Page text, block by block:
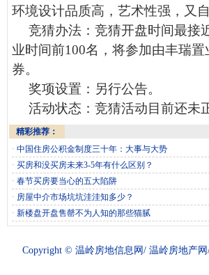
环境设计品质高，艺术性强，又
竞猜办法：竞猜开盘时间最接
业时间前100名，将参加由丰瑞
券。
奖项设置：另行公告。
活动状态：竞猜活动目前还未
精彩推荐：
· 中国住房公积金制度三十年：大事与大势
· 买房和没买房未来3-5年有什么区别？
· 春节买房要当心的五大陷阱
· 房屋中介市场坑坑洼洼知多少？
· 新楼盘开盘售罄不为人知的那些猫腻
Copyright © 温岭房地信息网 / 温岭房地产网